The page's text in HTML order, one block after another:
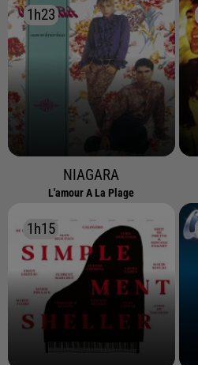
1h23
1h23
NIAGARA
L'amour A La Plage
1h15
1h15